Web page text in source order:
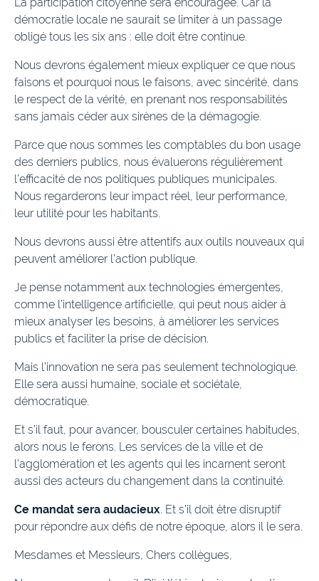
La participation citoyenne sera encouragée. Car la
démocratie locale ne saurait se limiter à un passage
obligé tous les six ans : elle doit être continue.
Nous devrons également mieux expliquer ce que nous
faisons et pourquoi nous le faisons, avec sincérité, dans
le respect de la vérité, en prenant nos responsabilités
sans jamais céder aux sirènes de la démagogie.
Parce que nous sommes les comptables du bon usage
des derniers publics, nous évaluerons régulièrement
l’efficacité de nos politiques publiques municipales.
Nous regarderons leur impact réel, leur performance,
leur utilité pour les habitants.
Nous devrons aussi être attentifs aux outils nouveaux qui
peuvent améliorer l’action publique.
Je pense notamment aux technologies émergentes,
comme l’intelligence artificielle, qui peut nous aider à
mieux analyser les besoins, à améliorer les services
publics et faciliter la prise de décision.
Mais l’innovation ne sera pas seulement technologique.
Elle sera aussi humaine, sociale et sociétale,
démocratique.
Et s’il faut, pour avancer, bousculer certaines habitudes,
alors nous le ferons. Les services de la ville et de
l’agglomération et les agents qui les incarnent seront
aussi des acteurs du changement dans la continuité.
Ce mandat sera audacieux. Et s’il doit être disruptif
pour répondre aux défis de notre époque, alors il le sera.
Mesdames et Messieurs, Chers collègues,